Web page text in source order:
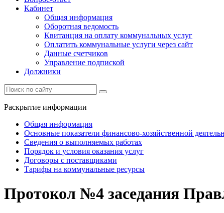
Кабинет
Общая информация
Оборотная ведомость
Квитанция на оплату коммунальных услуг
Оплатить коммунальные услуги через сайт
Данные счетчиков
Управление подпиской
Должники
Раскрытие информации
Общая информация
Основные показатели финансово-хозяйственной
Сведения о выполняемых работах
Порядок и условия оказания услуг
Договоры с поставщиками
Тарифы на коммунальные ресурсы
Протокол №4 заседания